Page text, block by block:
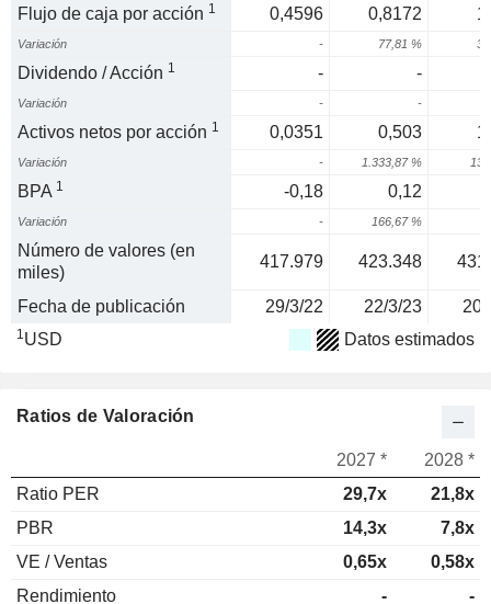
Flujo de caja por acción 1 0,4596 0,8172
Variación - 77,81 %
Dividendo / Acción 1 - -
Variación - -
Activos netos por acción 1 0,0351 0,503
Variación - 1.333,87 %
BPA 1 -0,18 0,12
Variación - 166,67 %
Número de valores (en
miles)
417.979 423.348
Fecha de publicación 29/3/22 22/3/23 20/
1USD Datos estimados
Ratios de Valoración
2027 *
2028 *
Ratio PER
29,7x
21,8x
PBR
14,3x
7,8x
VE / Ventas
0,65x
0,58x
Rendimiento
- -